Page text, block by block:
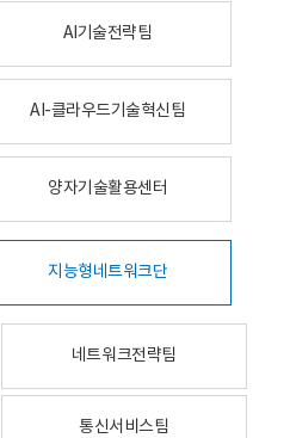
AI기술전략팀
AI-클라우드기술혁신팀
양자기술활용센터
지능형네트워크단
네트워크전략팀
통신서비스팀